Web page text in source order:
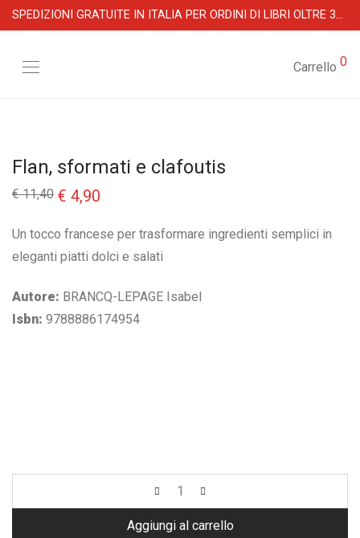
SPEDIZIONI GRATUITE IN ITALIA PER ORDINI DI LIBRI OLTRE 39 €
Carrello 0
Flan, sformati e clafoutis
€11,40 Il
prezzo
era:
€ 4,90
è:
€ 4,90.
Un tocco francese per trasformare ingredienti semplici in
eleganti piatti dolci e salati
Autore: BRANCQ-LEPAGE Isabel
Isbn: 9788886174954
Aggiungi al carrello